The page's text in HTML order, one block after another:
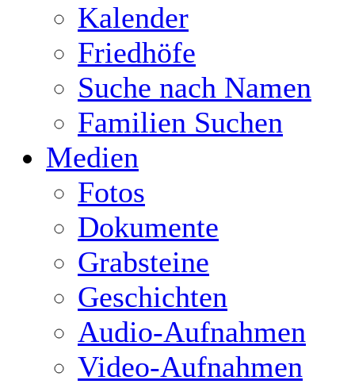
Kalender
Friedhöfe
Suche nach Namen
Familien Suchen
Medien
Fotos
Dokumente
Grabsteine
Geschichten
Audio-Aufnahmen
Video-Aufnahmen